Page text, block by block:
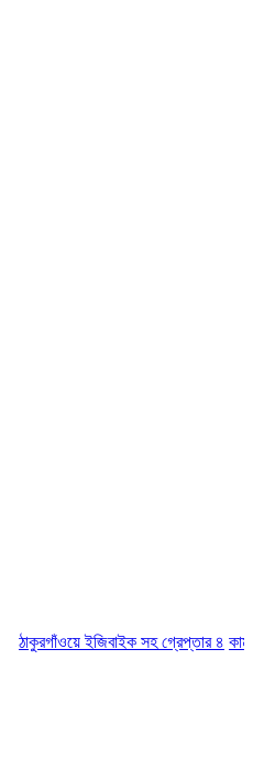
ঠাকুরগাঁওয়ে ইজিবাইক সহ গ্রেপ্তার ৪ কামরুল-